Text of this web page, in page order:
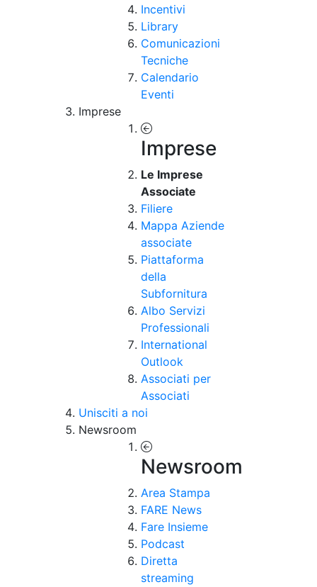
Incentivi
Library
Comunicazioni
Tecniche
Calendario
Eventi
Imprese
Imprese
Le Imprese
Associate
Filiere
Mappa Aziende
associate
Piattaforma
della
Subfornitura
Albo Servizi
Professionali
International
Outlook
Associati per
Associati
Unisciti a noi
Newsroom
Newsroom
Area Stampa
FARE News
Fare Insieme
Podcast
Diretta
streaming